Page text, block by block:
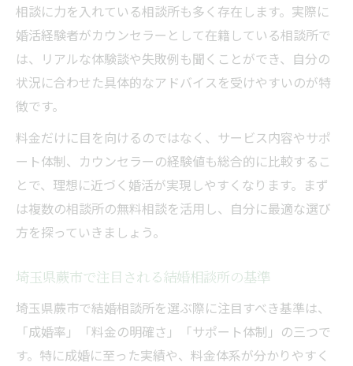
相談に力を入れている相談所も多く存在します。実際に
婚活経験者がカウンセラーとして在籍している相談所で
は、リアルな体験談や失敗例も聞くことができ、自分の
状況に合わせた具体的なアドバイスを受けやすいのが特
徴です。
料金だけに目を向けるのではなく、サービス内容やサポ
ート体制、カウンセラーの経験値も総合的に比較するこ
とで、理想に近づく婚活が実現しやすくなります。まず
は複数の相談所の無料相談を活用し、自分に最適な選び
方を探っていきましょう。
埼玉県蕨市で注目される結婚相談所の基準
埼玉県蕨市で結婚相談所を選ぶ際に注目すべき基準は、
「成婚率」「料金の明確さ」「サポート体制」の三つで
す。特に成婚に至った実績や、料金体系が分かりやすく